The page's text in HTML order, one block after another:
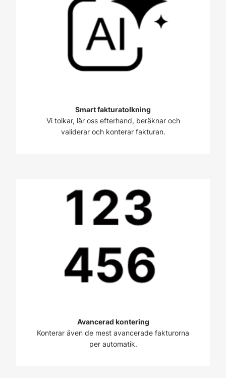
Smart fakturatolkning
Vi tolkar, lär oss efterhand, beräknar och
validerar och konterar fakturan.
Avancerad kontering
Konterar även de mest avancerade fakturorna
per automatik.